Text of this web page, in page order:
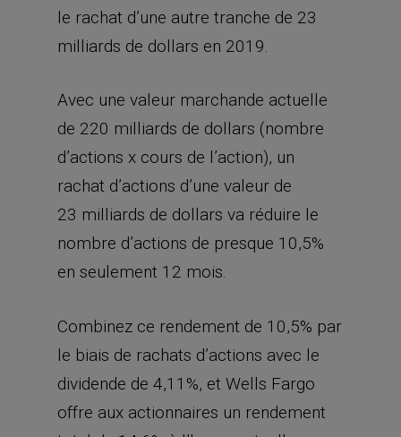
le rachat d’une autre tranche de 23
milliards de dollars en 2019.
Avec une valeur marchande actuelle
de 220 milliards de dollars (nombre
d’actions x cours de l’action), un
rachat d’actions d’une valeur de
23 milliards de dollars va réduire le
nombre d’actions de presque 10,5%
en seulement 12 mois.
Combinez ce rendement de 10,5% par
le biais de rachats d’actions avec le
dividende de 4,11%, et Wells Fargo
offre aux actionnaires un rendement